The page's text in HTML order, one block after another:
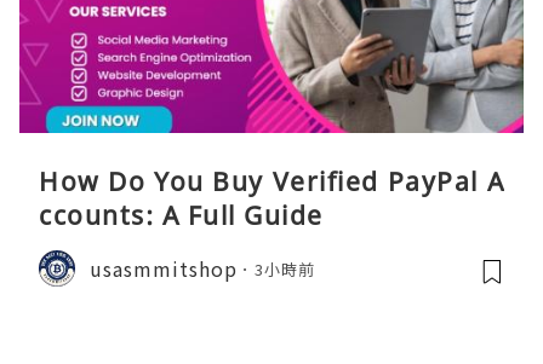
How Do You Buy Verified PayPal A
ccounts: A Full Guide
usasmmitshop 3小時前